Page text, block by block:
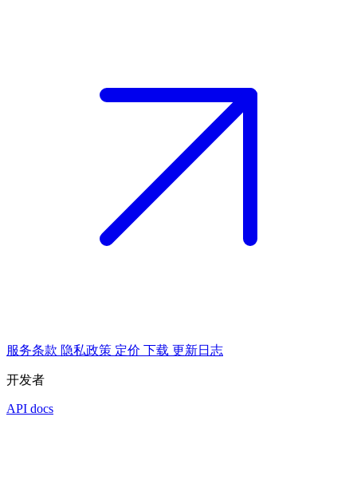
服务条款 隐私政策 定价 下载 更新日志
开发者
API docs